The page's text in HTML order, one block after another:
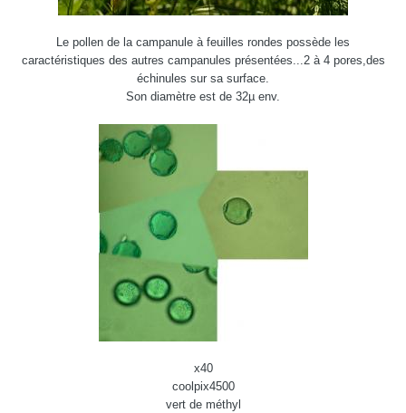
Le pollen de la campanule à feuilles rondes possède les
caractéristiques des autres campanules présentées...2 à 4 pores,des
échinules sur sa surface.
Son diamètre est de 32µ env.
x40
coolpix4500
vert de méthyl